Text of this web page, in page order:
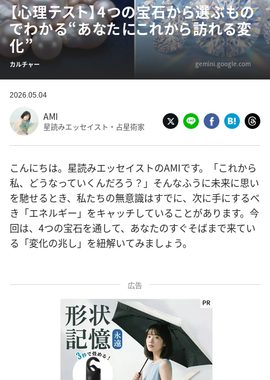
【心理テスト】4つの宝石から選ぶもの
でわかる“あなたにこれから訪れる変
化”
カルチャー gemini.google.com
2026.05.04
AMI
星読みエッセイスト・占星術家
こんにちは。星読みエッセイストのAMIです。「これから
私、どうなっていくんだろう？」そんなふうに未来に思い
を馳せるとき、私たちの無意識はすでに、次に手にするべ
き「エネルギー」をキャッチしていることがあります。今
回は、4つの宝石を通して、あなたのすぐそばまで来てい
る「変化の兆し」を紐解いてみましょう。
広告